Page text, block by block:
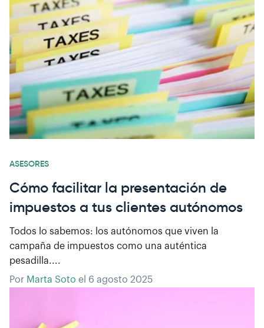
ASESORES
Cómo facilitar la presentación de
impuestos a tus clientes autónomos
Todos lo sabemos: los autónomos que viven la
campaña de impuestos como una auténtica
pesadilla....
Por Marta Soto el 6 agosto 2025